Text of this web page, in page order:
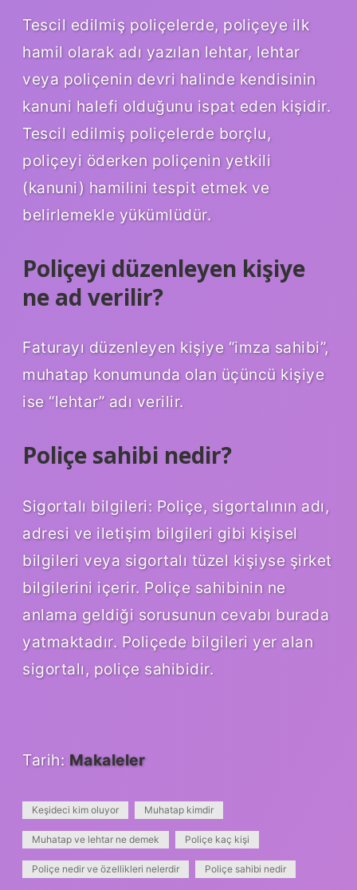
Tescil edilmiş poliçelerde, poliçeye ilk
hamil olarak adı yazılan lehtar, lehtar
veya poliçenin devri halinde kendisinin
kanuni halefi olduğunu ispat eden kişidir.
Tescil edilmiş poliçelerde borçlu,
poliçeyi öderken poliçenin yetkili
(kanuni) hamilini tespit etmek ve
belirlemekle yükümlüdür.
Poliçeyi düzenleyen kişiye
ne ad verilir?
Faturayı düzenleyen kişiye “imza sahibi”,
muhatap konumunda olan üçüncü kişiye
ise “lehtar” adı verilir.
Poliçe sahibi nedir?
Sigortalı bilgileri: Poliçe, sigortalının adı,
adresi ve iletişim bilgileri gibi kişisel
bilgileri veya sigortalı tüzel kişiyse şirket
bilgilerini içerir. Poliçe sahibinin ne
anlama geldiği sorusunun cevabı burada
yatmaktadır. Poliçede bilgileri yer alan
sigortalı, poliçe sahibidir.
Tarih: Makaleler
Keşideci kim oluyor Muhatap kimdir
Muhatap ve lehtar ne demek Poliçe kaç kişi
Poliçe nedir ve özellikleri nelerdir Poliçe sahibi nedir